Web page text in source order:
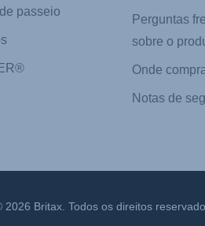
passeio
Perguntas
sobre o
Onde
Notas de
2026 Britax. Todos os direitos